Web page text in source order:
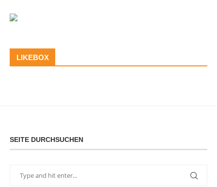
LIKEBOX
SEITE DURCHSUCHEN